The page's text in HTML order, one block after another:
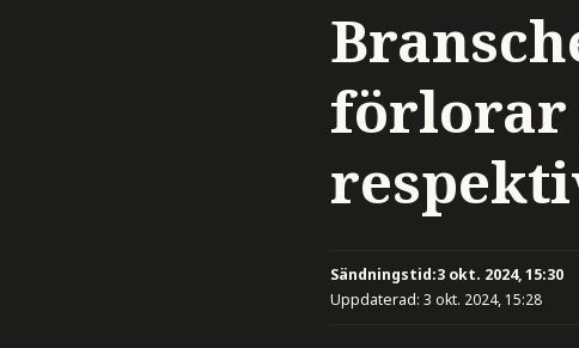
förlorar
Sändningstid:3 okt. 2024, 15:30
Uppdaterad: 3 okt. 2024, 15:28